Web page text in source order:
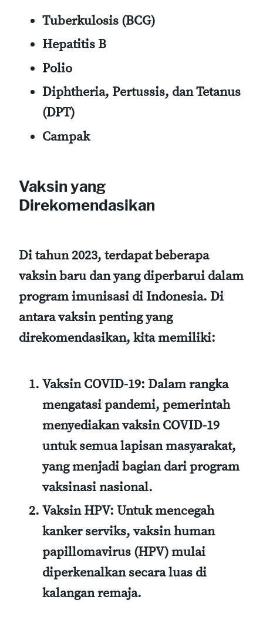
Tuberkulosis (BCG)
Hepatitis B
Polio
Diphtheria, Pertussis, dan Tetanus
(DPT)
Campak
Vaksin yang
Direkomendasikan
Di tahun 2023, terdapat beberapa
vaksin baru dan yang diperbarui dalam
program imunisasi di Indonesia. Di
antara vaksin penting yang
direkomendasikan, kita memiliki:
Vaksin COVID-19: Dalam rangka
mengatasi pandemi, pemerintah
menyediakan vaksin COVID-19
untuk semua lapisan masyarakat,
yang menjadi bagian dari program
vaksinasi nasional.
Vaksin HPV: Untuk mencegah
kanker serviks, vaksin human
papillomavirus (HPV) mulai
diperkenalkan secara luas di
kalangan remaja.